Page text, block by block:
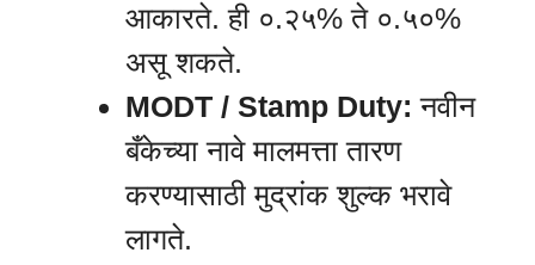
आकारते. ही ०.२५% ते ०.५०%
असू शकते.
MODT / Stamp Duty: नवीन
बँकेच्या नावे मालमत्ता तारण
करण्यासाठी मुद्रांक शुल्क भरावे
लागते.